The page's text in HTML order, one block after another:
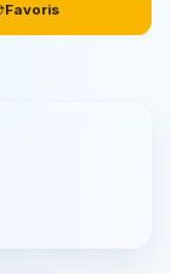
Favoris